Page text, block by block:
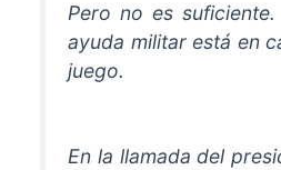
Pero no es
ayuda militar está en
juego.
En la llamada del